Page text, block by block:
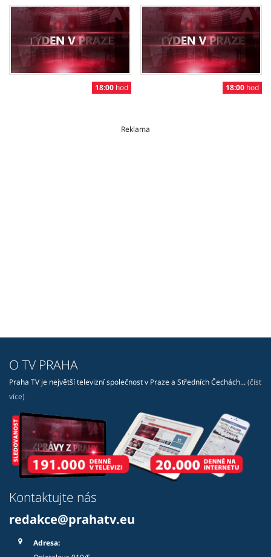
18:00hod 18:00 hod
Reklama
O TV PRAHA
Praha TV je největší televizní společnost v Praze a Středních Čechách...(číst
více)
Kontaktujte nás
redakce@prahatv.eu
Adresa: